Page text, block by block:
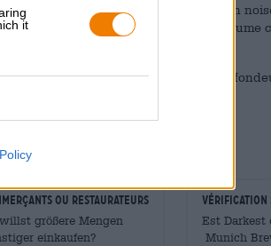
it
séduisante de 8,7 % et une tête brun
douceur fruitée légère comme une plume
de bière magique qui ravit par sa
ou restaurateurs
größere Mengen
einkaufen?
Vérification
Est Darkest
Munich